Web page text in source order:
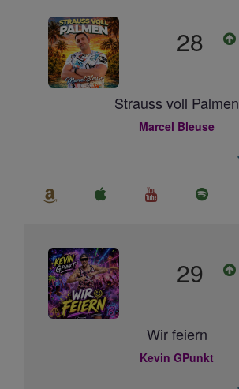
28
Strauss voll Palmen
Marcel Bleuse
29
Wir feiern
Kevin GPunkt